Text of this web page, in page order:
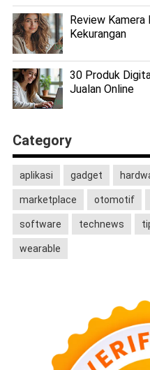
Review Kamera
Kekurangan
30 Produk
Jualan Online
Category
aplikasi gadget
marketplace otomotif
software technews
wearable